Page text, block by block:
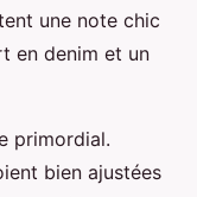
une note chic
en denim et un
primordial.
bien ajustées